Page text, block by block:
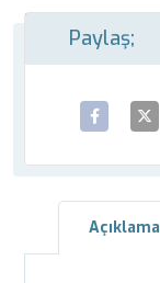
Açıklama